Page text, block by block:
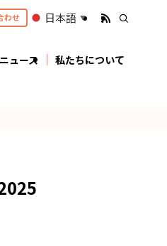
ニュース 私たちについて
わせ 日本語 ▼